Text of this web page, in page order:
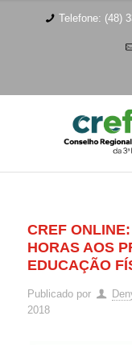
Telefone: (48)
CREF
HORAS AOS
EDUCAÇÃO
Publicado por
2018